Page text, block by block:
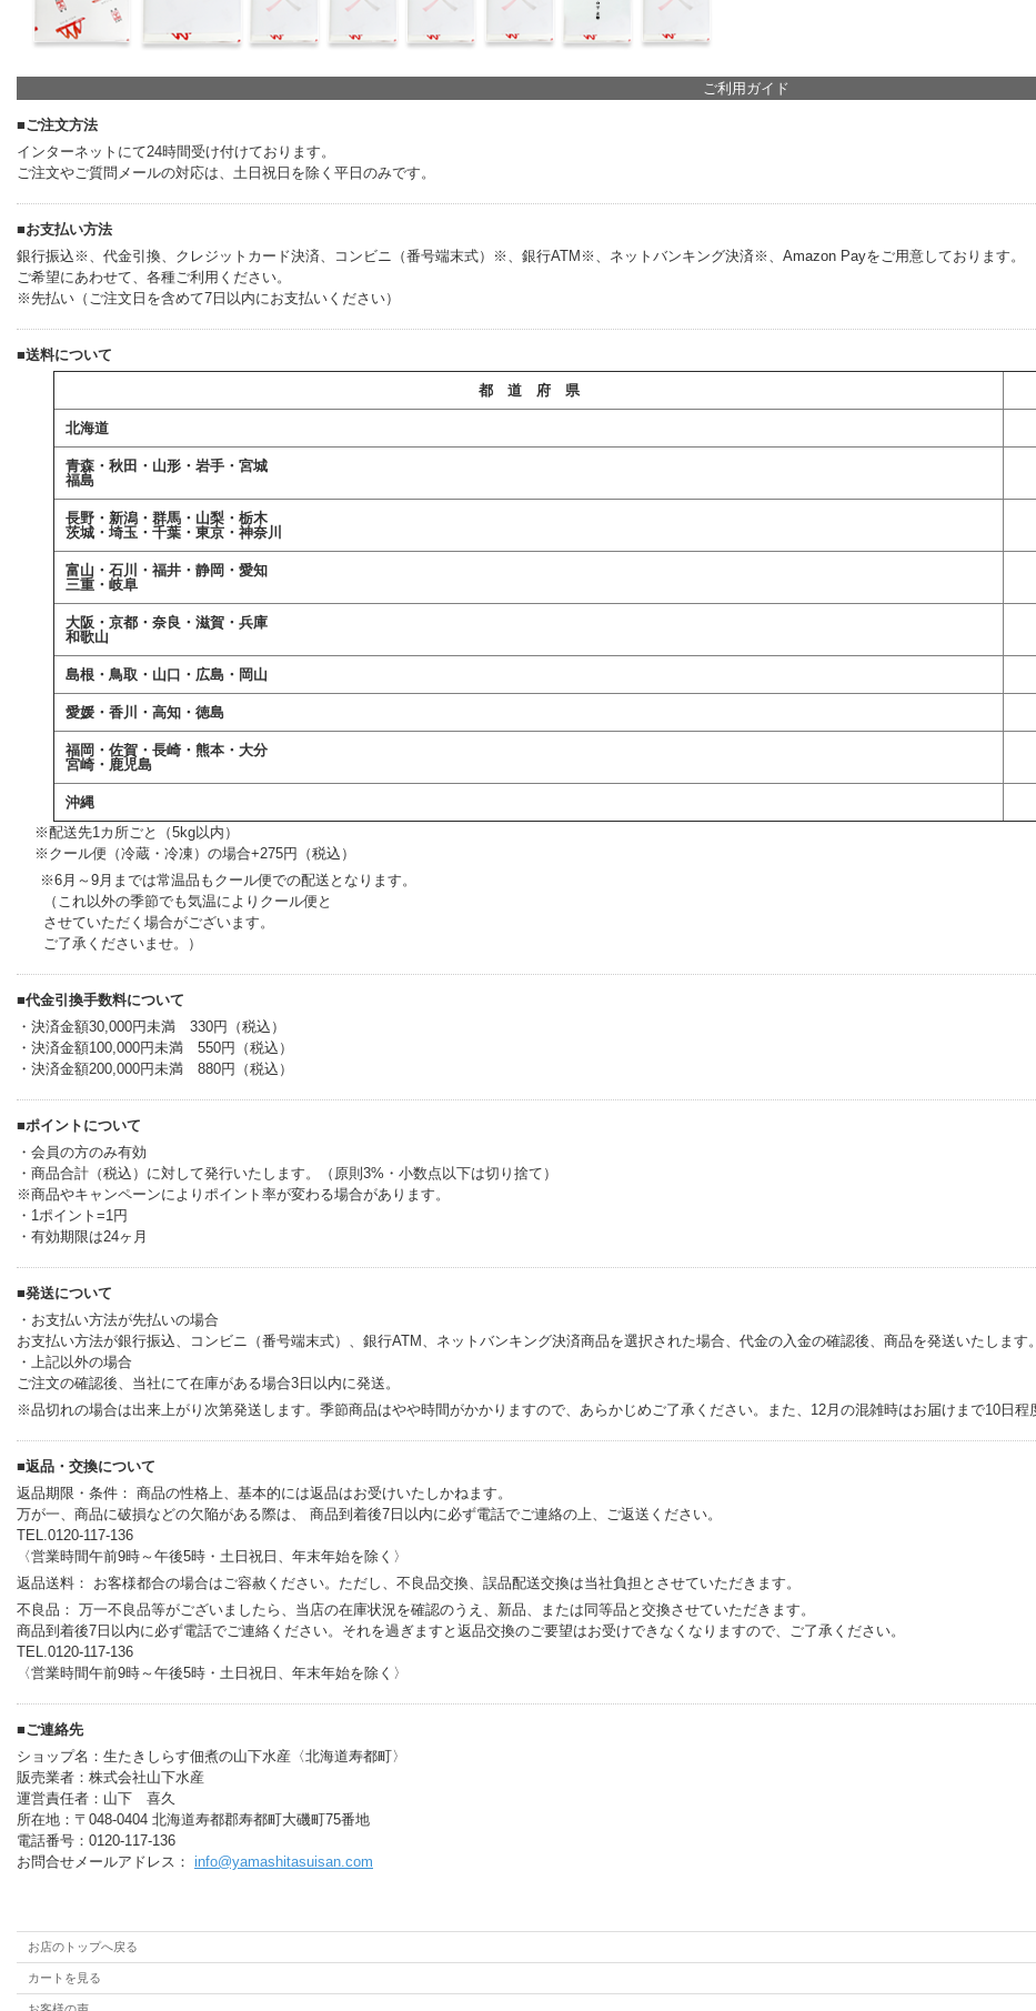
ご利用ガイド
■ご注文方法
インターネットにて24時間受け付けております。
ご注文やご質問メールの対応は、土日祝日を除く平日のみです。
■お支払い方法
銀行振込※、代金引換、クレジットカード決済、コンビニ（番号端末式）※、銀行ATM※、ネットバンキング決済※、Amazon Payをご用意しております。
ご希望にあわせて、各種ご利用ください。
※先払い（ご注文日を含めて7日以内にお支払いください）
■送料について
都 道 府 県
北海道
青森・秋田・山形・岩手・宮城
福島
長野・新潟・群馬・山梨・栃木
茨城・埼玉・千葉・東京・神奈川
富山・石川・福井・静岡・愛知
三重・岐阜
大阪・京都・奈良・滋賀・兵庫
和歌山
島根・鳥取・山口・広島・岡山
愛媛・香川・高知・徳島
福岡・佐賀・長崎・熊本・大分
宮崎・鹿児島
沖縄
※配送先1カ所ごと（5kg以内）
※クール便（冷蔵・冷凍）の場合+275円（税込）
※6月～9月までは常温品もクール便での配送となります。
（これ以外の季節でも気温によりクール便と
させていただく場合がございます。
ご了承くださいませ。）
■代金引換手数料について
・決済金額30,000円未満 330円（税込）
・決済金額100,000円未満 550円（税込）
・決済金額200,000円未満 880円（税込）
■ポイントについて
・会員の方のみ有効
・商品合計（税込）に対して発行いたします。（原則3%・小数点以下は切り捨て）
※商品やキャンペーンによりポイント率が変わる場合があります。
・1ポイント=1円
・有効期限は24ヶ月
■発送について
・お支払い方法が先払いの場合
お支払い方法が銀行振込、コンビニ（番号端末式）、銀行ATM、ネットバンキング決済商品を選択された場合、代金の入金の確認後、商品を発送いたします。
・上記以外の場合
ご注文の確認後、当社にて在庫がある場合3日以内に発送。
※品切れの場合は出来上がり次第発送します。季節商品はやや時間がかかりますので、あらかじめご了承ください。また、12月の混雑時はお届けまで10日程
■返品・交換について
返品期限・条件： 商品の性格上、基本的には返品はお受けいたしかねます。
万が一、商品に破損などの欠陥がある際は、 商品到着後7日以内に必ず電話でご連絡の上、ご返送ください。
TEL.0120-117-136
〈営業時間午前9時～午後5時・土日祝日、年末年始を除く〉
返品送料： お客様都合の場合はご容赦ください。ただし、不良品交換、誤品配送交換は当社負担とさせていただきます。
不良品： 万一不良品等がございましたら、当店の在庫状況を確認のうえ、新品、または同等品と交換させていただきます。
商品到着後7日以内に必ず電話でご連絡ください。それを過ぎますと返品交換のご要望はお受けできなくなりますので、ご了承ください。
TEL.0120-117-136
〈営業時間午前9時～午後5時・土日祝日、年末年始を除く〉
■ご連絡先
ショップ名：生たきしらす佃煮の山下水産〈北海道寿都町〉
販売業者：株式会社山下水産
運営責任者：山下 喜久
所在地：〒048-0404 北海道寿都郡寿都町大磯町75番地
電話番号：0120-117-136
お問合せメールアドレス： info@yamashitasuisan.com
お店のトップへ戻る
カートを見る